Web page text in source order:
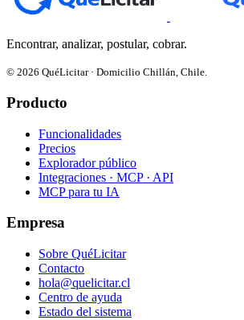
Encontrar, analizar, postular, cobrar.
© 2026 QuéLicitar · Domicilio Chillán, Chile.
Producto
Funcionalidades
Precios
Explorador público
Integraciones · MCP · API
MCP para tu IA
Empresa
Sobre QuéLicitar
Contacto
hola@quelicitar.cl
Centro de ayuda
Estado del sistema